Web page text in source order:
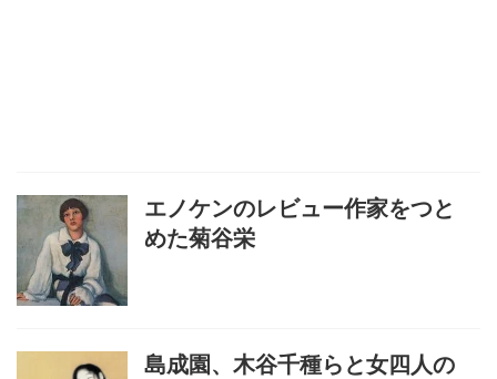
エノケンのレビュー作家をつと
めた菊谷栄
島成園、木谷千種らと女四人の